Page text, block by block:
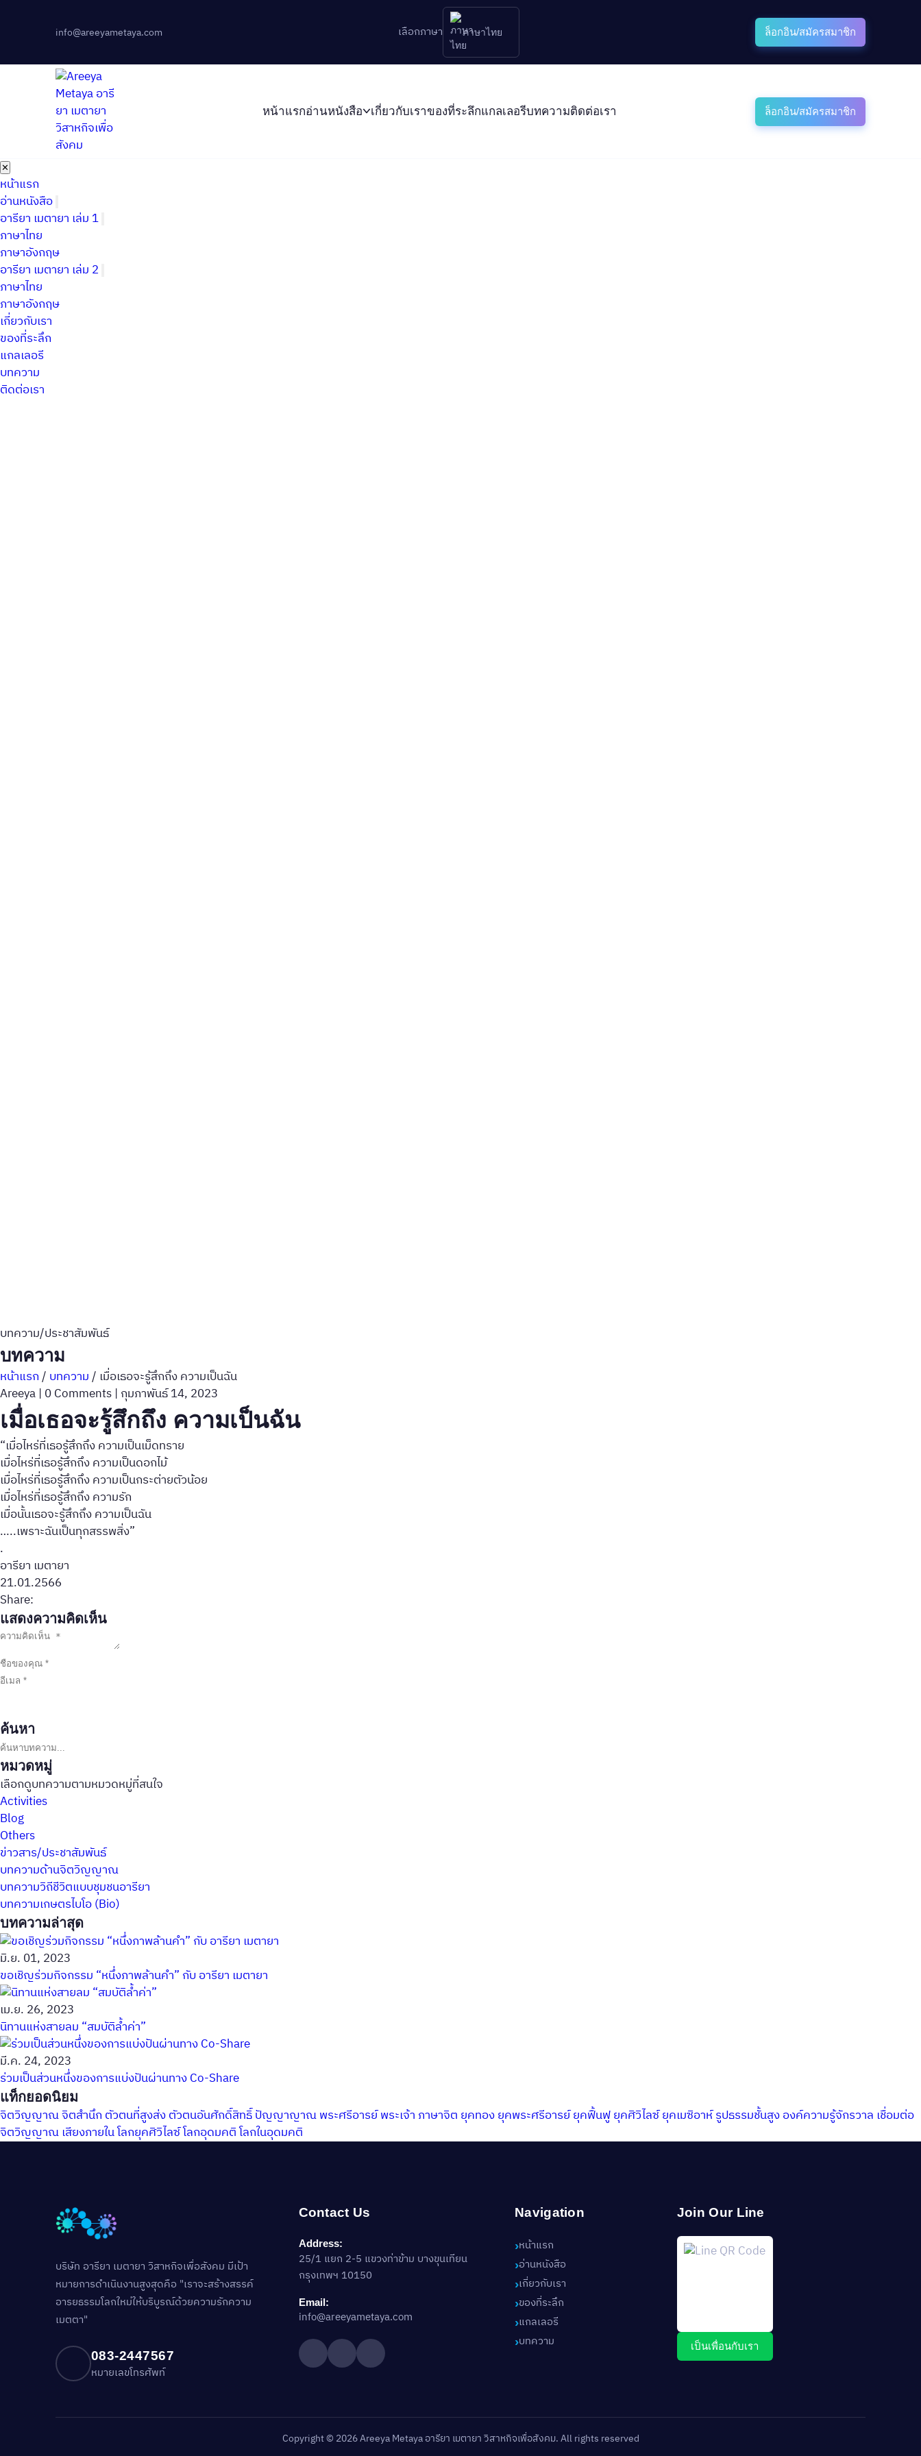
info@areeyametaya.com เลือกภาษา ภาษาไทย ล็อกอิน/สมัครสมาชิก
หน้าแรกอ่านหนังสือ เกี่ยวกับเราของที่ระลึกแกลเลอรีบทความติดต่อเรา ล็อกอิน/สมัครสมาชิก
✕
หน้าแรก
อ่านหนังสือ
อารียา เมตายา เล่ม 1
ภาษาไทย
ภาษาอังกฤษ
อารียา เมตายา เล่ม 2
ภาษาไทย
ภาษาอังกฤษ
เกี่ยวกับเรา
ของที่ระลึก
แกลเลอรี
บทความ
ติดต่อเรา
บทความ/ประชาสัมพันธ์
บทความ
หน้าแรก/ บทความ/ เมื่อเธอจะรู้สึกถึง ความเป็นฉัน
Areeya | 0 Comments | กุมภาพันธ์ 14, 2023
เมื่อเธอจะรู้สึกถึง ความเป็นฉัน
“เมื่อไหร่ที่เธอรู้สึกถึง ความเป็นเม็ดทราย
เมื่อไหร่ที่เธอรู้สึกถึง ความเป็นดอกไม้
เมื่อไหร่ที่เธอรู้สึกถึง ความเป็นกระต่ายตัวน้อย
เมื่อไหร่ที่เธอรู้สึกถึง ความรัก
เมื่อนั้นเธอจะรู้สึกถึง ความเป็นฉัน
…..เพราะฉันเป็นทุกสรรพสิ่ง”
.
อารียา เมตายา
21.01.2566
Share:
แสดงความคิดเห็น
ค้นหา
ค้นหาบทความ
หมวดหมู่
เลือกดูบทความตามหมวดหมู่ที่สนใจ
Activities
Blog
Others
ข่าวสาร/ประชาสัมพันธ์
บทความด้านจิตวิญญาณ
บทความวิถีชีวิตแบบชุมชนอารียา
บทความเกษตรไบโอ (Bio)
บทความล่าสุด
มิ.ย. 01, 2023
ขอเชิญร่วมกิจกรรม “หนึ่งภาพล้านคำ” กับ อารียา เมตายา
เม.ย. 26, 2023
นิทานแห่งสายลม “สมบัติล้ำค่า”
มี.ค. 24, 2023
ร่วมเป็นส่วนหนึ่งของการแบ่งปันผ่านทาง Co-Share
แท็กยอดนิยม
จิตวิญญาณจิตสำนึก ตัวตนที่สูงส่งตัวตนอันศักดิ์สิทธิ์ปัญญาญาณพระศรีอารย์พระเจ้า ภาษาจิต ยุคทองยุคพระศรีอารย์ยุคฟื้นฟูยุคศิวิไลซ์ยุคเมซิอาห์รูปธรรมชั้นสูงองค์ความรู้จักรวาล เชื่อมต่อ
จิตวิญญาณ เสียงภายในโลกยุคศิวิไลซ์โลกอุดมคติโลกในอุดมคติ
บริษัท อารียา เมตายา วิสาหกิจเพื่อสังคม มีเป้า
หมายการดำเนินงานสูงสุดคือ "เราจะสร้างสรรค์
อารยธรรมโลกใหม่ให้บริบูรณ์ด้วยความรักความ
เมตตา"
083-2447567
หมายเลขโทรศัพท์
Contact Us
Address:
25/1 แยก 2-5 แขวงท่าข้าม บางขุนเทียน
กรุงเทพฯ 10150
Email:
info@areeyametaya.com
Navigation
หน้าแรก
อ่านหนังสือ
เกี่ยวกับเรา
ของที่ระลึก
แกลเลอรี
บทความ
Join Our Line
เป็นเพื่อนกับเรา
Copyright © 2026 Areeya Metaya อารียา เมตายา วิสาหกิจเพื่อสังคม. All rights reserved